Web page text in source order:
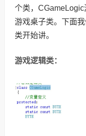
个类，
游戏桌子类。下面
类开始讲。
游戏逻辑类：